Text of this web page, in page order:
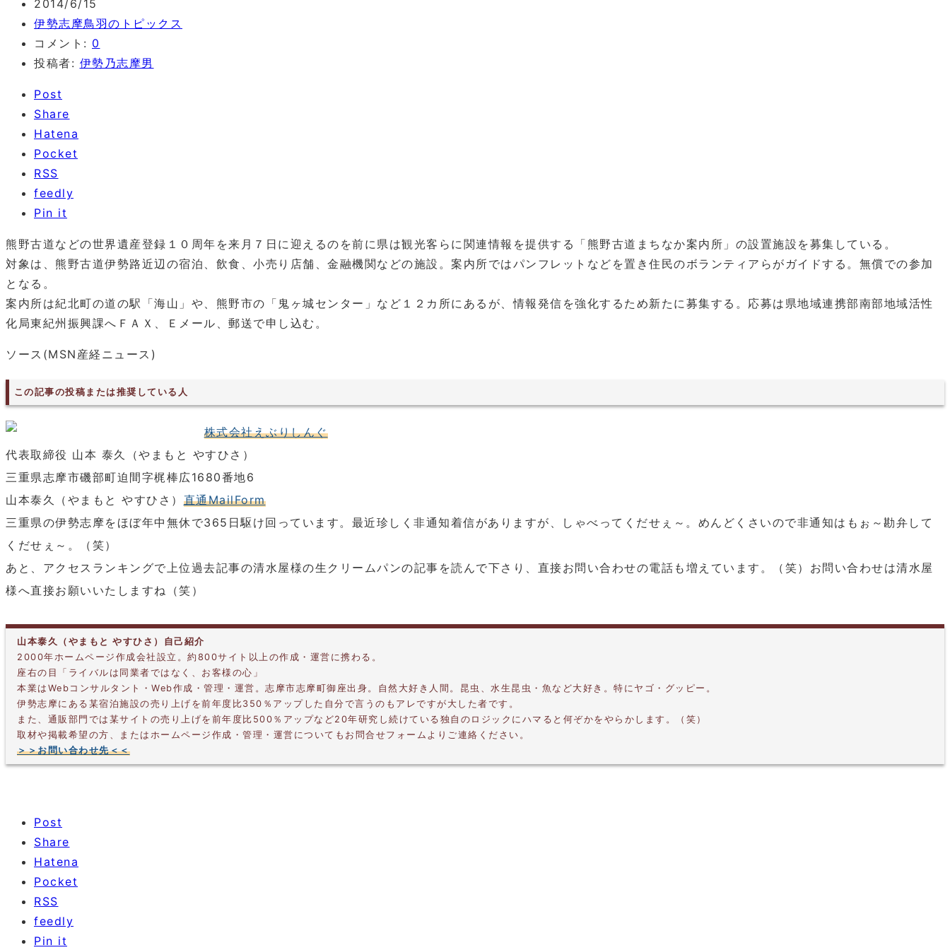
2014/6/15
伊勢志摩鳥羽のトピックス
コメント: 0
投稿者: 伊勢乃志摩男
Post
Share
Hatena
Pocket
RSS
feedly
Pin it
熊野古道などの世界遺産登録１０周年を来月７日に迎えるのを前に県は観光客らに関連情報を提供する「熊野古道まちなか案内所」の設置施設を募集している。
対象は、熊野古道伊勢路近辺の宿泊、飲食、小売り店舗、金融機関などの施設。案内所ではパンフレットなどを置き住民のボランティアらがガイドする。無償での参加
となる。
案内所は紀北町の道の駅「海山」や、熊野市の「鬼ヶ城センター」など１２カ所にあるが、情報発信を強化するため新たに募集する。応募は県地域連携部南部地域活性
化局東紀州振興課へＦＡＸ、Ｅメール、郵送で申し込む。
ソース(MSN産経ニュース)
この記事の投稿または推奨している人
株式会社えぶりしんぐ
代表取締役 山本 泰久（やまもと やすひさ）
三重県志摩市磯部町迫間字梶棒広1680番地6
山本泰久（やまもと やすひさ） 直通MailForm
三重県の伊勢志摩をほぼ年中無休で365日駆け回っています。最近珍しく非通知着信がありますが、しゃべってくだせぇ～。めんどくさいので非通知はもぉ～勘弁して
くだせぇ～。（笑）
あと、アクセスランキングで上位過去記事の清水屋様の生クリームパンの記事を読んで下さり、直接お問い合わせの電話も増えています。（笑）お問い合わせは清水屋
様へ直接お願いいたしますね（笑）
山本泰久（やまもと やすひさ）自己紹介
2000年ホームページ作成会社設立。約800サイト以上の作成・運営に携わる。
座右の目「ライバルは同業者ではなく、お客様の心」
本業はWebコンサルタント・Web作成・管理・運営。志摩市志摩町御座出身。自然大好き人間。昆虫、水生昆虫・魚など大好き。特にヤゴ・グッピー。
伊勢志摩にある某宿泊施設の売り上げを前年度比350％アップした自分で言うのもアレですが大した者です。
また、通販部門では某サイトの売り上げを前年度比500％アップなど20年研究し続けている独自のロジックにハマると何ぞかをやらかします。（笑）
取材や掲載希望の方、またはホームページ作成・管理・運営についてもお問合せフォームよりご連絡ください。
＞＞お問い合わせ先＜＜
Post
Share
Hatena
Pocket
RSS
feedly
Pin it